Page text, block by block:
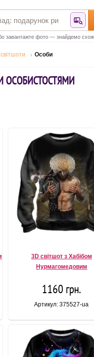
завантажте фото — знайдемо
Особи
ОСОБИСТОСТЯМИ
3D світшот з Хабібом
Нурмагомедовим
1160 грн.
Артикул: 375527-ua